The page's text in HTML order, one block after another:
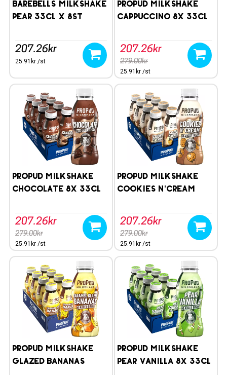
Barebells Milkshake
Pear 33cl x 8st
207.26kr
25.91kr /st
ProPud Milkshake
Cappuccino 8x 33cl
207.26kr
279.00kr
25.91kr /st
ProPud Milkshake
Chocolate 8x 33cl
207.26kr
279.00kr
25.91kr /st
ProPud Milkshake
Cookies n'Cream
207.26kr
279.00kr
25.91kr /st
ProPud Milkshake
Glazed Bananas
ProPud Milkshake
Pear Vanilla 8x 33cl